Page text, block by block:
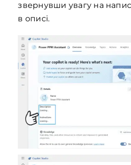
звернувши увагу на
в описі.